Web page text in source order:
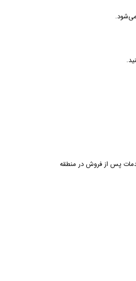
می‌شود.
پس از فروش در منطقه